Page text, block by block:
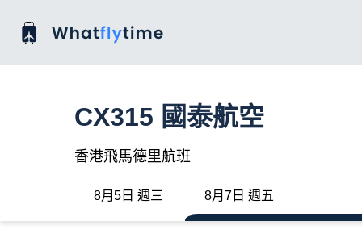
CX315 國泰航空
香港飛馬德里航班
8月5日 週三 8月7日 週五